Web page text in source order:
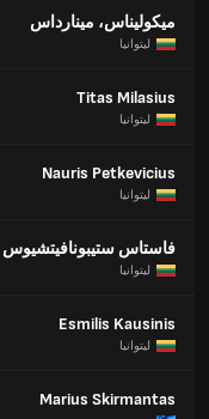
ميكوليناس، مينارداس
ليتوانيا
Titas Milasius
ليتوانيا
Nauris Petkevicius
ليتوانيا
فاستاس ستيبونافيتشيوس
ليتوانيا
Esmilis Kausinis
ليتوانيا
Marius Skirmantas